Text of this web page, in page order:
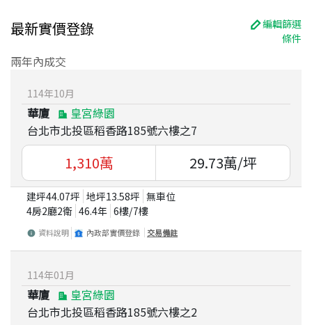
最新實價登錄
編輯篩選
條件
兩年內成交
114年10月
華廈
皇宮綠園
台北市北投區稻香路185號六樓之7
1,310萬 29.73萬/坪
建坪44.07坪 地坪13.58坪 無車位
4房2廳2衛 46.4年 6樓/7樓
資料說明 內政部實價登錄 交易備註
114年01 月
華廈
皇宮綠園
台北市北投區稻香路185號六樓之2